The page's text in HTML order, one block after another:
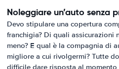
Noleggiare un’auto senza
Devo stipulare una copertura
franchigia? Di quali assicurazioni
meno? E qual è la compagnia di
migliore a cui rivolgermi? Tutte
difficile dare risposta al